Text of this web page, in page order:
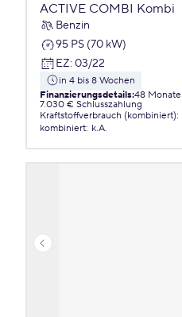
ACTIVE COMBI Kombi
Benzin
95 PS (70 kW)
EZ: 03/22
in 4 bis 8 Wochen
Finanzierungsdetails:48 Monate
7.030 € Schlusszahlung
Kraftstoffverbrauch (kombiniert):
kombiniert: k.A.